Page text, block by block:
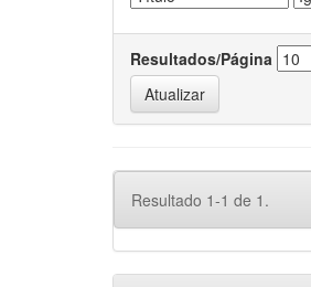
Resultados/Página
Resultado 1-1 de 1.